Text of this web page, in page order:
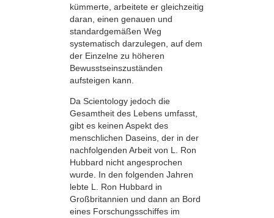
kümmerte, arbeitete er gleichzeitig
daran, einen genauen und
standardgemäßen Weg
systematisch darzulegen, auf dem
der Einzelne zu höheren
Bewusstseinszuständen
aufsteigen kann.
Da Scientology jedoch die
Gesamtheit des Lebens umfasst,
gibt es keinen Aspekt des
menschlichen Daseins, der in der
nachfolgenden Arbeit von L. Ron
Hubbard nicht angesprochen
wurde. In den folgenden Jahren
lebte L. Ron Hubbard in
Großbritannien und dann an Bord
eines Forschungsschiffes im